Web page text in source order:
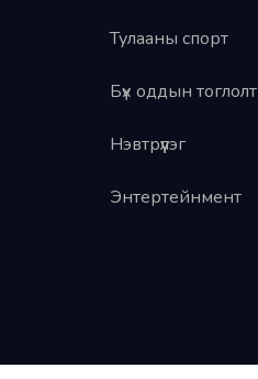
Тулааны спорт
Бүх оддын тоглолт
Нэвтрүүлэг
Энтертейнмент